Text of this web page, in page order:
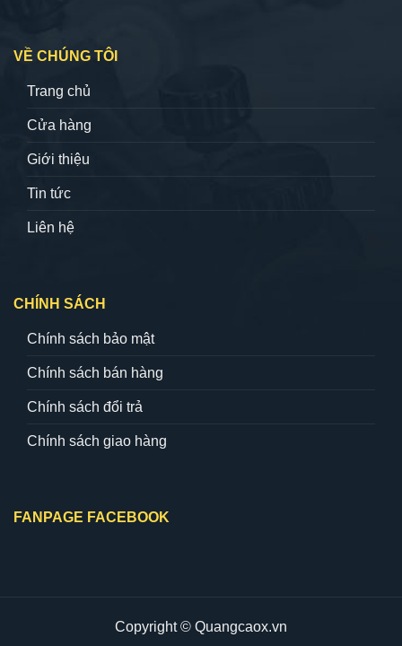
VỀ CHÚNG TÔI
Trang chủ
Cửa hàng
Giới thiệu
Tin tức
Liên hệ
CHÍNH SÁCH
Chính sách bảo mật
Chính sách bán hàng
Chính sách đổi trả
Chính sách giao hàng
FANPAGE FACEBOOK
Copyright © Quangcaox.vn